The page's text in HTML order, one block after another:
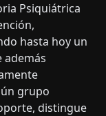
Psiquiátrica
hasta hoy un
además
grupo
distingue